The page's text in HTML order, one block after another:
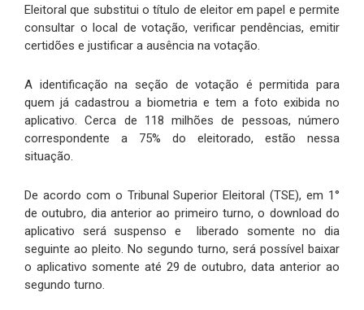
Eleitoral que substitui o título de eleitor em papel e permite
consultar o local de votação, verificar pendências, emitir
certidões e justificar a ausência na votação.
A identificação na seção de votação é permitida para
quem já cadastrou a biometria e tem a foto exibida no
aplicativo. Cerca de 118 milhões de pessoas, número
correspondente a 75% do eleitorado, estão nessa
situação.
De acordo com o Tribunal Superior Eleitoral (TSE), em 1°
de outubro, dia anterior ao primeiro turno, o download do
aplicativo será suspenso e liberado somente no dia
seguinte ao pleito. No segundo turno, será possível baixar
o aplicativo somente até 29 de outubro, data anterior ao
segundo turno.